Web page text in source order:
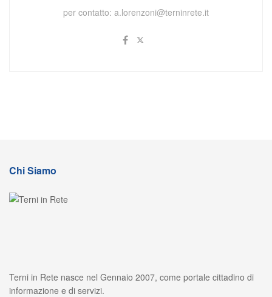
per contatto: a.lorenzoni@terninrete.it
Chi Siamo
Terni in Rete nasce nel Gennaio 2007, come portale cittadino di
informazione e di servizi.